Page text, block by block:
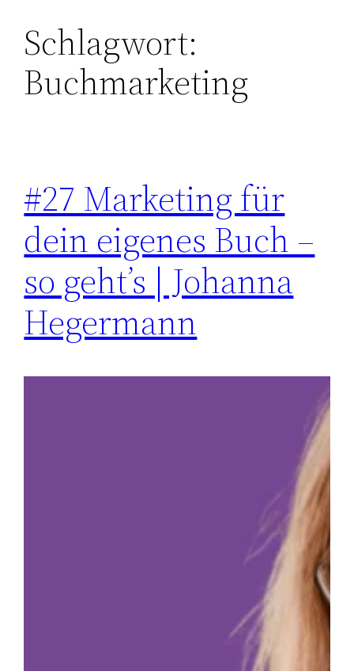
Zum
Inhalt
springen
Schlagwort:
Buchmarketing
#27 Marketing für
dein eigenes Buch –
so geht’s | Johanna
Hegermann